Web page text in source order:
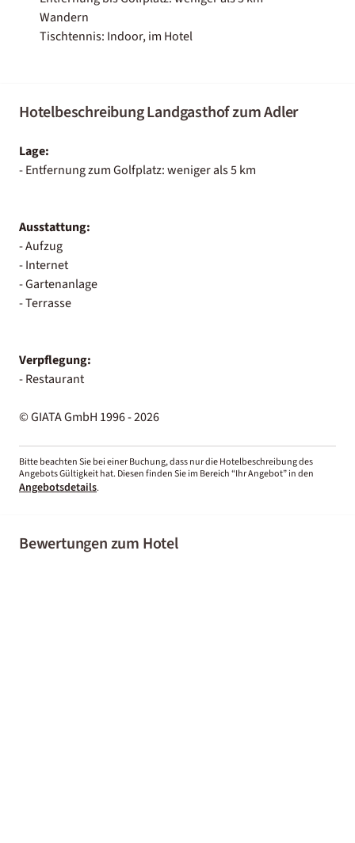
Wandern
Tischtennis: Indoor, im Hotel
Hotelbeschreibung Landgasthof zum Adler
Lage:
- Entfernung zum Golfplatz: weniger als 5 km
Ausstattung:
- Aufzug
- Internet
- Gartenanlage
- Terrasse
Verpflegung:
- Restaurant
© GIATA GmbH 1996 - 2026
Bitte beachten Sie bei einer Buchung, dass nur die Hotelbeschreibung des
Angebots Gültigkeit hat. Diesen finden Sie im Bereich “Ihr Angebot” in den
Angebotsdetails.
Bewertungen zum Hotel